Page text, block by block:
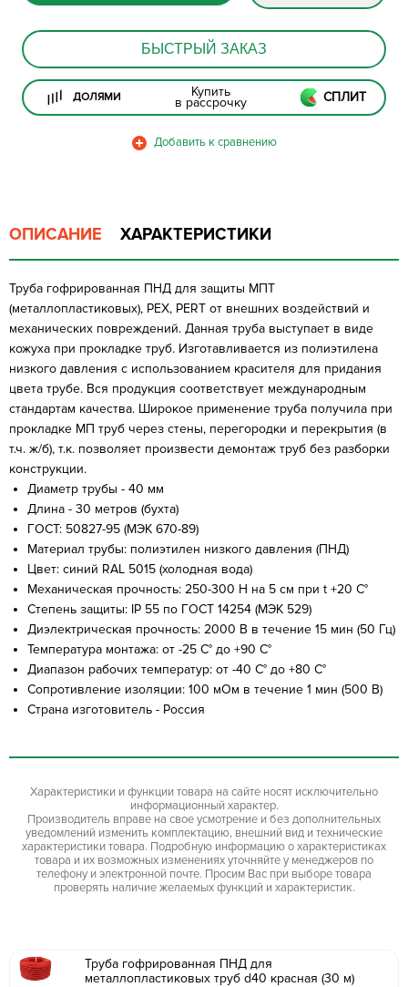
БЫСТРЫЙ ЗАКАЗ
ДОЛЯМИ Купить
в рассрочку СПЛИТ
ОПИСАНИЕ ХАРАКТЕРИСТИКИ
Труба гофрированная ПНД для защиты МПТ
(металлопластиковых), PEX, PERT от внешних воздействий и
механических повреждений. Данная труба выступает в виде
кожуха при прокладке труб. Изготавливается из полиэтилена
низкого давления с использованием красителя для придания
цвета трубе. Вся продукция соответствует международным
стандартам качества. Широкое применение труба получила при
прокладке МП труб через стены, перегородки и перекрытия (в
т.ч. ж/б), т.к. позволяет произвести демонтаж труб без разборки
конструкции.
Диаметр трубы - 40 мм
Длина - 30 метров (бухта)
ГОСТ: 50827-95 (МЭК 670-89)
Материал трубы: полиэтилен низкого давления (ПНД)
Цвет: синий RAL 5015 (холодная вода)
Механическая прочность: 250-300 Н на 5 см при t +20 С°
Степень защиты: IP 55 по ГОСТ 14254 (МЭК 529)
Диэлектрическая прочность: 2000 В в течение 15 мин (50 Гц)
Температура монтажа: от -25 С° до +90 С°
Диапазон рабочих температур: от -40 С° до +80 С°
Сопротивление изоляции: 100 мОм в течение 1 мин (500 В)
Страна изготовитель - Россия
Характеристики и функции товара на сайте носят исключительно
информационный характер.
Производитель вправе на свое усмотрение и без дополнительных
уведомлений изменить комплектацию, внешний вид и технические
характеристики товара. Подробную информацию о характеристиках
товара и их возможных изменениях уточняйте у менеджеров по
телефону и электронной почте. Просим Вас при выборе товара
проверять наличие желаемых функций и характеристик.
Труба гофрированная ПНД для
металлопластиковых труб d40 красная (30 м)